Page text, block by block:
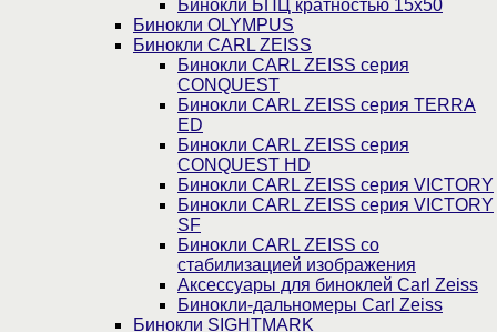
Бинокли БПЦ кратностью 15х50
Бинокли OLYMPUS
Бинокли CARL ZEISS
Бинокли CARL ZEISS серия
CONQUEST
Бинокли CARL ZEISS серия TERRA
ED
Бинокли CARL ZEISS серия
CONQUEST HD
Бинокли CARL ZEISS серия VICTORY
Бинокли CARL ZEISS серия VICTORY
SF
Бинокли CARL ZEISS со
стабилизацией изображения
Аксессуары для биноклей Carl Zeiss
Бинокли-дальномеры Carl Zeiss
Бинокли SIGHTMARK